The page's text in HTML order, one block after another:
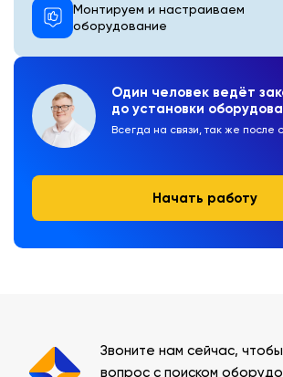
Один человек ведёт
до установки
Всегда на связи, так же после
Начать работу
Монтируем и настраиваем
оборудование
Звоните нам сейчас,
вопрос с поиском